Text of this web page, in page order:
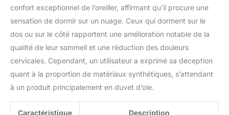
【Emballage exquis,
choix de cadeau parfait】
: nos oreillers sont semi-
aspirés et présentés
carton imprimées de
haute qualité, respire le
luxe et l'élégance. Un
pour la Saint-Valentin,
confort exceptionnel de l’oreiller, affirmant qu’il procure une
sensation de dormir sur un nuage. Ceux qui dorment sur le
dos ou sur le côté rapportent une amélioration notable de la
qualité de leur sommeil et une réduction des douleurs
cervicales. Cependant, un utilisateur a exprimé sa déception
quant à la proportion de matériaux synthétiques, s’attendant
à un produit principalement en duvet d’oie.
Caractéristique Description